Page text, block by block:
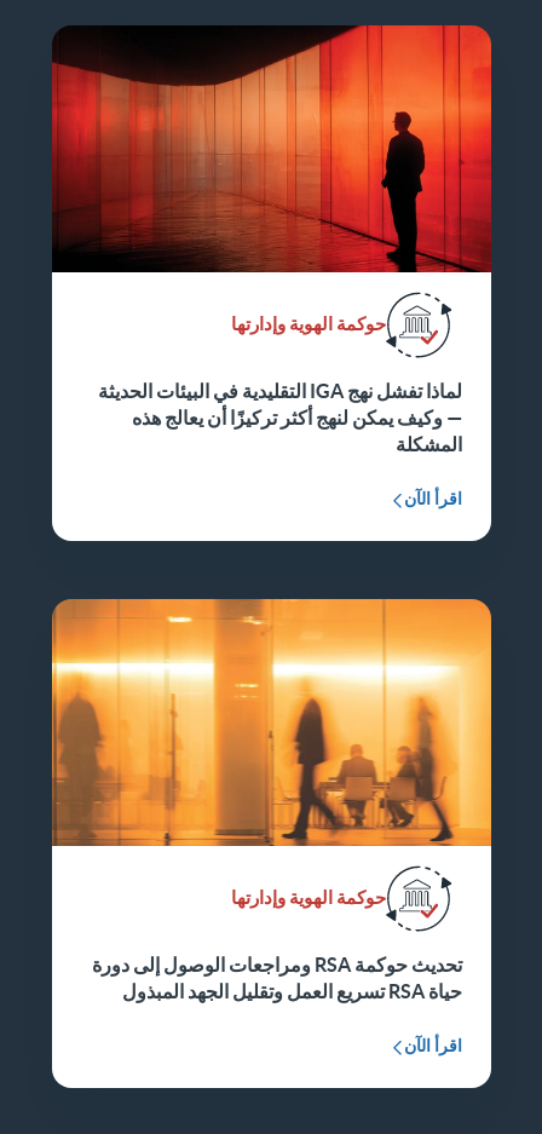
حوكمة الهوية وإدارتها
لماذا تفشل نهج IGA التقليدية في البيئات الحديثة
— وكيف يمكن لنهج أكثر تركيزًا أن يعالج هذه
المشكلة
اقرأ الآن
حوكمة الهوية وإدارتها
تحديث حوكمة RSA ومراجعات الوصول إلى دورة
حياة RSA تسريع العمل وتقليل الجهد المبذول
اقرأ الآن